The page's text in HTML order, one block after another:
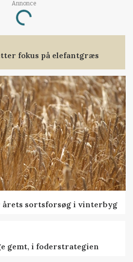
Annonce
Loading...
fokus på elefantgræs
årets sortsforsøg i vinterbyg
gemt, i foderstrategien